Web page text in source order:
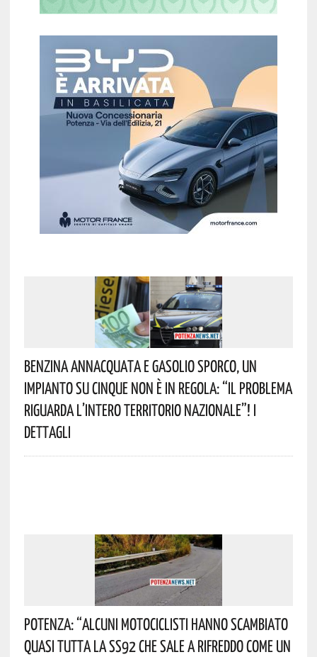
Benzina Annacquata E Gasolio Sporco, Un
Impianto Su Cinque Non È In Regola: “il Problema
Riguarda L’intero Territorio Nazionale”! I
Dettagli
Potenza: “alcuni Motociclisti Hanno Scambiato
Quasi Tutta La SS92 Che Sale A Rifreddo Come Un